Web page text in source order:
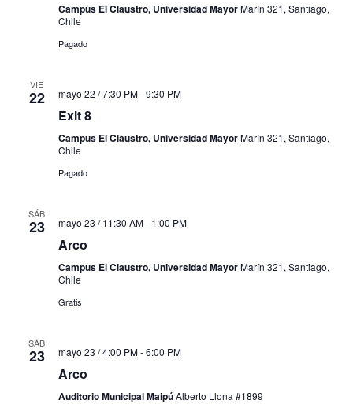
Campus El Claustro, Universidad MayorMarín 321, Santiago,
Chile
Pagado
VIE
22 mayo 22 / 7:30 PM-9:30 PM
Exit 8
Campus El Claustro, Universidad MayorMarín 321, Santiago,
Chile
Pagado
SÁB
23 mayo 23 / 11:30 AM- 1:00 PM
Arco
Campus El Claustro, Universidad MayorMarín 321, Santiago,
Chile
Gratis
SÁB
23 mayo 23 / 4:00 PM-6:00 PM
Arco
Auditorio Municipal MaipúAlberto Llona #1899